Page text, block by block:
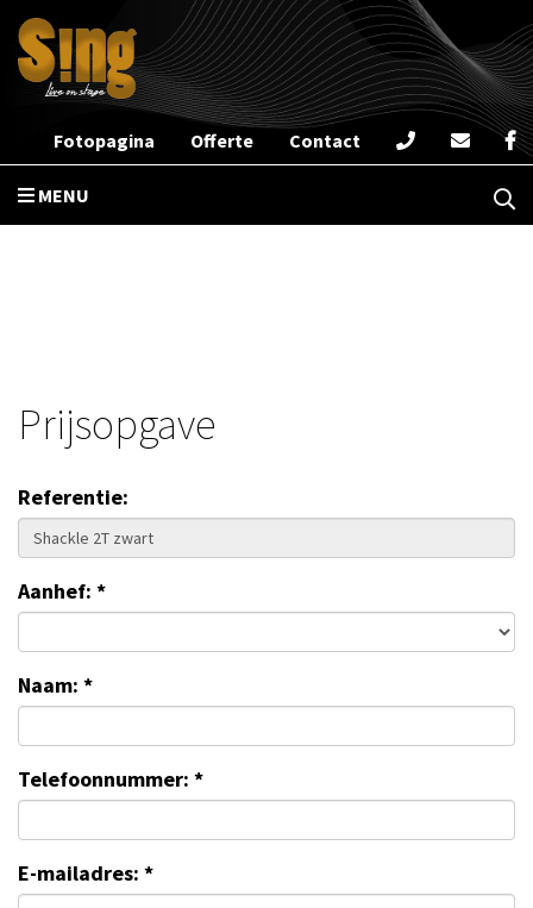
Fotopagina Offerte Contact
MENU
Prijsopgave
Referentie:
Aanhef: *
Naam: *
Telefoonnummer: *
E-mailadres: *